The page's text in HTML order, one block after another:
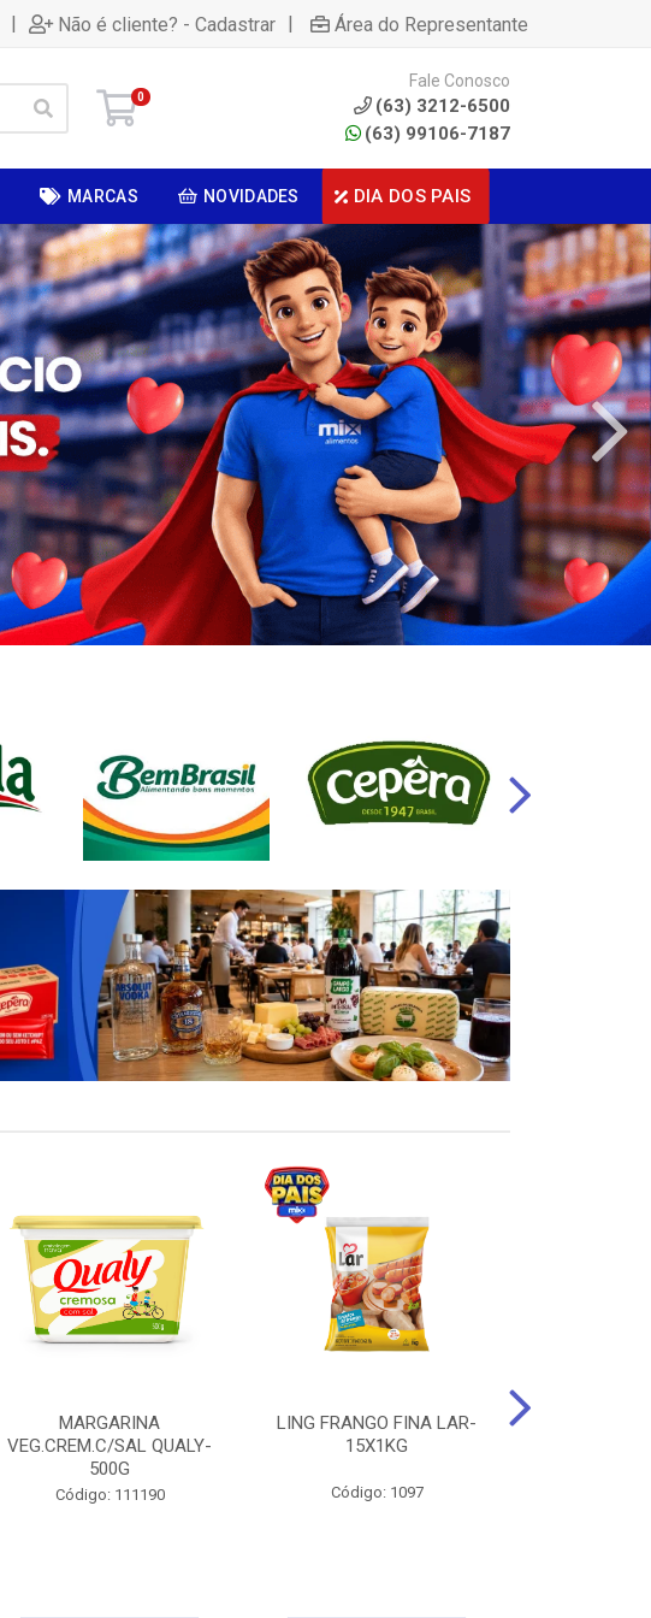
| Não é cliente? - Cadastrar | Área do Representante
0
Fale Conosco
(63) 3212-6500
(63) 99106-7187
MARCAS NOVIDADES DIA DOS PAIS
MARGARINA
VEG.CREM.C/SAL QUALY-
500G
Código: 111190
LING FRANGO FINA LAR-
15X1KG
Código: 1097